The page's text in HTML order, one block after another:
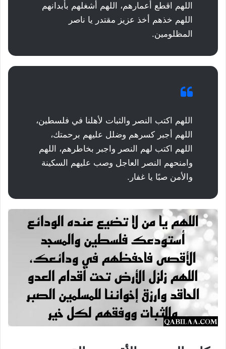
اللهم اقطع أعمارهم، اللهم أشغلهم بأبدانهم
اللهم خذهم أخذ عزيز مقتدر يا ناصر
المظلومين.
اللهم اكتب النصر والثبات لأهلنا في فلسطين،
اللهم أجبر كسرهم وضلل عليهم برحمتك،
اللهم اكتب لهم النصر واجبر بخاطرهم، اللهم
وامنحهم النصر العاجل وصب عليهم السكينة
والأمن صبًا يا غفار.